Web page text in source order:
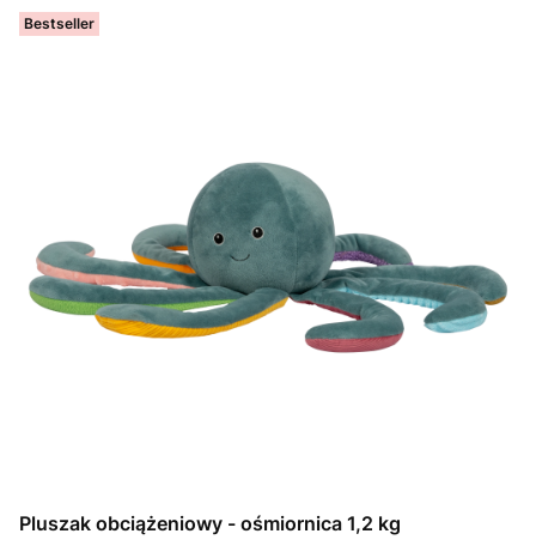
Bestseller
Pluszak obciążeniowy - ośmiornica 1,2 kg